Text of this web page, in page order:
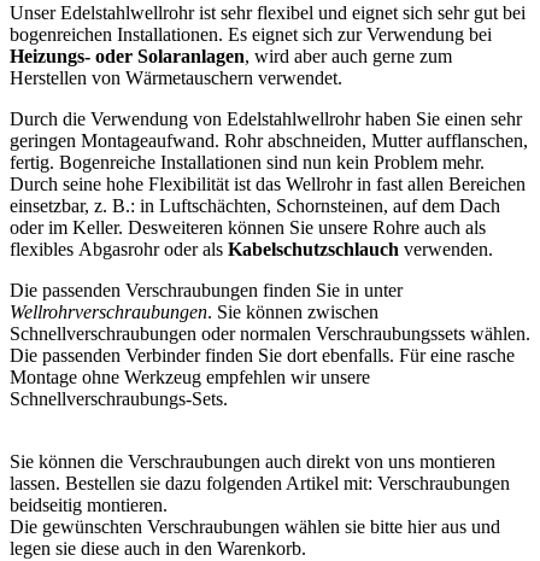
Unser Edelstahlwellrohr ist sehr flexibel und eignet sich sehr gut bei
bogenreichen Installationen. Es eignet sich zur Verwendung bei
Heizungs- oder Solaranlagen, wird aber auch gerne zum
Herstellen von Wärmetauschern verwendet.
Durch die Verwendung von Edelstahlwellrohr haben Sie einen sehr
geringen Montageaufwand. Rohr abschneiden, Mutter aufflanschen,
fertig. Bogenreiche Installationen sind nun kein Problem mehr.
Durch seine hohe Flexibilität ist das Wellrohr in fast allen Bereichen
einsetzbar, z. B.: in Luftschächten, Schornsteinen, auf dem Dach
oder im Keller. Desweiteren können Sie unsere Rohre auch als
flexibles Abgasrohr oder als Kabelschutzschlauch verwenden.
Die passenden Verschraubungen finden Sie in unter
Wellrohrverschraubungen. Sie können zwischen
Schnellverschraubungen oder normalen Verschraubungssets wählen.
Die passenden Verbinder finden Sie dort ebenfalls. Für eine rasche
Montage ohne Werkzeug empfehlen wir unsere
Schnellverschraubungs-Sets.
Sie können die Verschraubungen auch direkt von uns montieren
lassen. Bestellen sie dazu folgenden Artikel mit: Verschraubungen
beidseitig montieren.
Die gewünschten Verschraubungen wählen sie bitte hier aus und
legen sie diese auch in den Warenkorb.